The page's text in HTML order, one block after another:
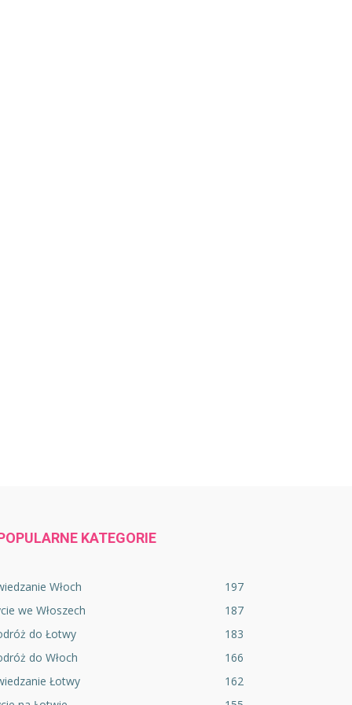
KATEGORIE
Włoch
197
we Włoszech
187
do Łotwy
183
do Włoch
166
Łotwy
162